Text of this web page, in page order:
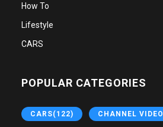
How To
Lifestyle
CARS
POPULAR CATEGORIES
CARS(122) CHANNEL VIDEO